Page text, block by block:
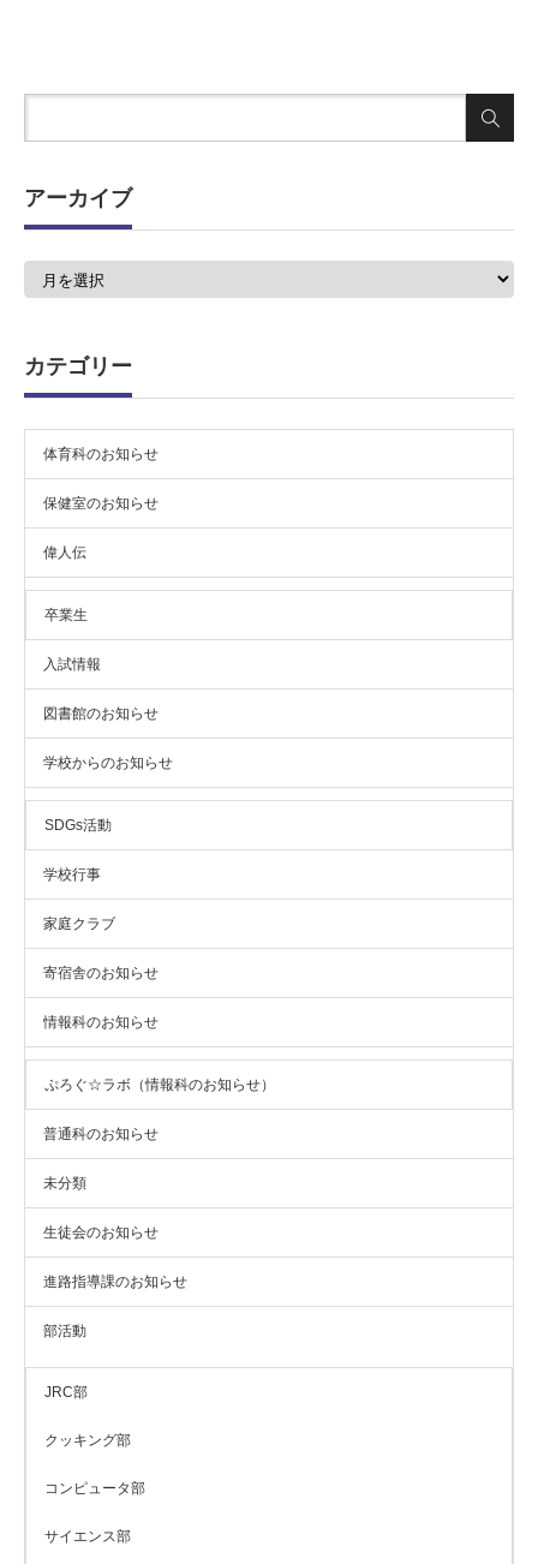
アーカイブ
カテゴリー
体育科のお知らせ
保健室のお知らせ
偉人伝
卒業生
入試情報
図書館のお知らせ
学校からのお知らせ
SDGs活動
学校行事
家庭クラブ
寄宿舎のお知らせ
情報科のお知らせ
ぷろぐ☆ラボ（情報科のお知らせ）
普通科のお知らせ
未分類
生徒会のお知らせ
進路指導課のお知らせ
部活動
JRC部
クッキング部
コンピュータ部
サイエンス部